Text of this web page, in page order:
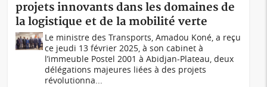
projets innovants dans les domaines de
la logistique et de la mobilité verte
Le ministre des Transports, Amadou Koné, a reçu
ce jeudi 13 février 2025, à son cabinet à
l’immeuble Postel 2001 à Abidjan-Plateau, deux
délégations majeures liées à des projets
révolutionna...